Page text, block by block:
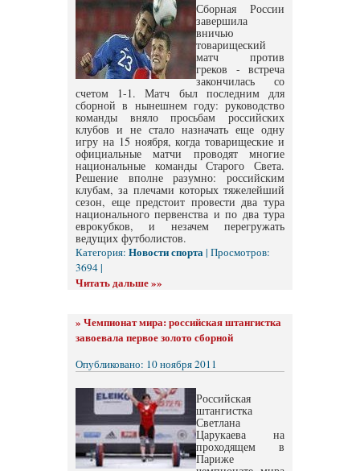
Сборная России
завершила
вничью
товарищеский
матч против
греков - встреча
закончилась со
счетом 1-1. Матч был последним для
сборной в нынешнем году: руководство
команды вняло просьбам российских
клубов и не стало назначать еще одну
игру на 15 ноября, когда товарищеские и
официальные матчи проводят многие
национальные команды Старого Света.
Решение вполне разумно: российским
клубам, за плечами которых тяжелейший
сезон, еще предстоит провести два тура
национального первенства и по два тура
еврокубков, и незачем перегружать
ведущих футболистов.
Категория: Новости спорта| Просмотров:
3694 |
Читать дальше »»
» Чемпионат мира: российская штангистка
завоевала первое золото сборной
Опубликовано: 10 ноября 2011
Российская
штангистка
Светлана
Царукаева на
проходящем в
Париже